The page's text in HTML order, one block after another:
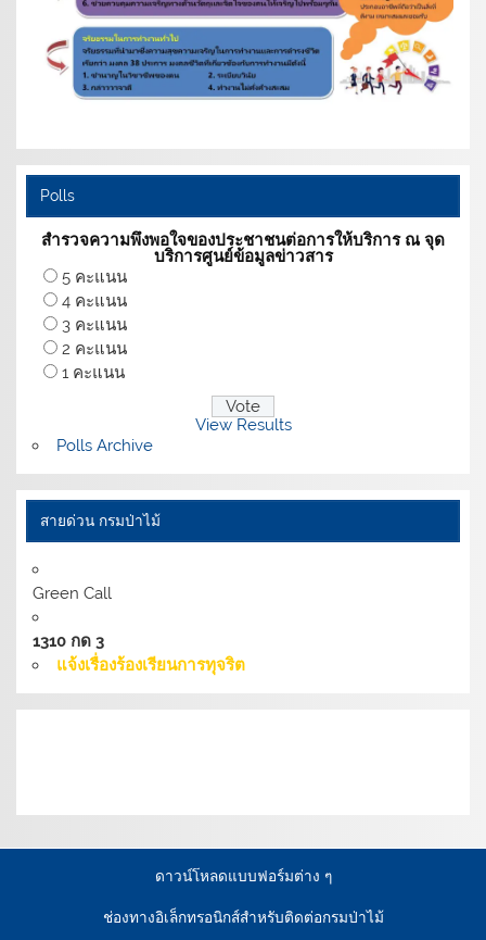
Polls
สำรวจความพึงพอใจของประชาชนต่อการให้บริการ ณ จุด
บริการศูนย์ข้อมูลข่าวสาร
5 คะแนน
4 คะแนน
3 คะแนน
2 คะแนน
1 คะแนน
View Results
Polls Archive
สายด่วน กรมป่าไม้
Green Call
1310 กด 3
แจ้งเรื่องร้องเรียนการทุจริต
ดาวน์โหลดแบบฟอร์มต่าง ๆ
ช่องทางอิเล็กทรอนิกส์สำหรับติดต่อกรมป่าไม้